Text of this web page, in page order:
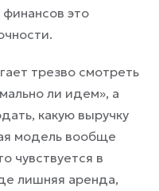
это
трезво смотреть
ли идем», а
какую выручку
модель вообще
чувствуется в
лишняя аренда,